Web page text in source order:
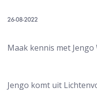
26-08-2022
Maak kennis met Jengo
Jengo komt uit